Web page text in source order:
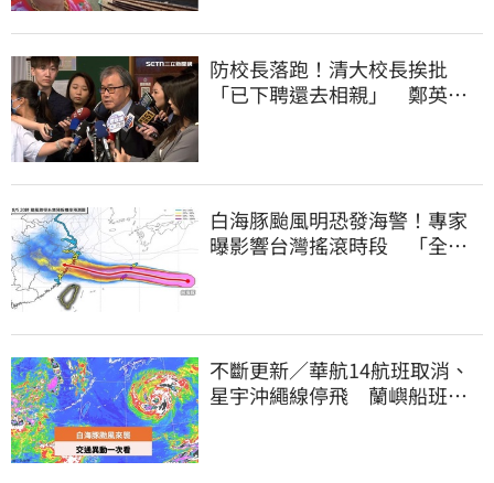
防校長落跑！清大校長挨批
「已下聘還去相親」 鄭英
白海豚颱風明恐發海警！專家
曝影響台灣搖滾時段 「全台
不斷更新／華航14航班取消、
星宇沖繩線停飛 蘭嶼船班停3